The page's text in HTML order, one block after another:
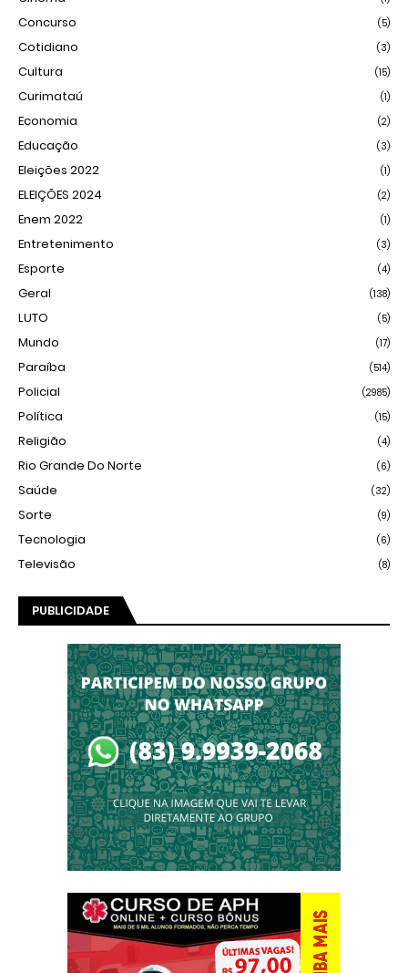
Concurso (5)
Cotidiano (3)
Cultura (15)
Curimataú (1)
Economia (2)
Educação (3)
Eleições 2022 (1)
ELEIÇÕES 2024 (2)
Enem 2022 (1)
Entretenimento (3)
Esporte (4)
Geral (138)
LUTO (5)
Mundo (17)
Paraíba (514)
Policial (2985)
Política (15)
Religião (4)
Rio Grande Do Norte (6)
Saúde (32)
Sorte (9)
Tecnologia (6)
Televisão (8)
PUBLICIDADE